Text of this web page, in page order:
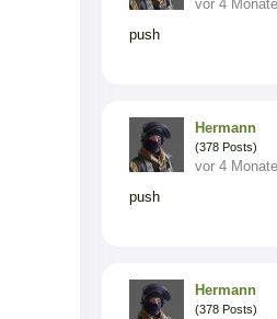
vor 4
push
Hermann
(378 Posts)
vor 4
push
Hermann
(378 Posts)